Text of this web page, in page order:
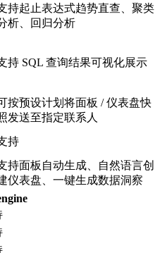
持起止表达式趋势直查、聚类
析、回归分析
持 SQL 查询结果可视化展示
按预设计划将面板 / 仪表盘快
发送至指定联系人
持
持面板自动生成、自然语言创
仪表盘、一键生成数据洞察